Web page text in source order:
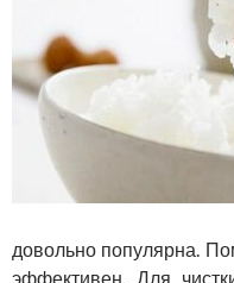
довольно популярна.
эффективен. Для